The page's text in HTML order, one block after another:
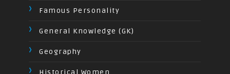
Famous Personality
General Knowledge (GK)
Geography
Historical Women